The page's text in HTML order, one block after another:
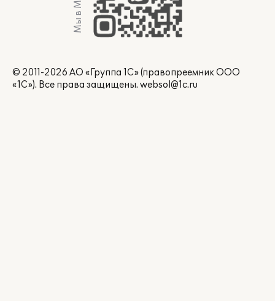
Мы в Max
© 2011-2026 АО «Группа 1С» (правопреемник ООО
«1С»). Все права защищены. websol@1c.ru